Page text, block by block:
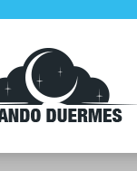
Duermes